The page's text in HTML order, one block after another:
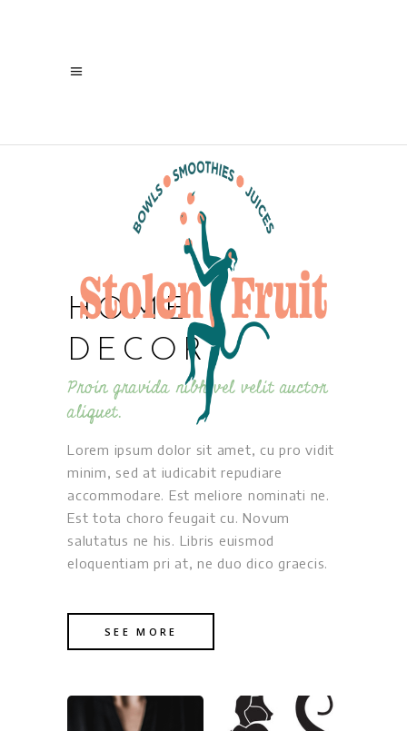
HOME
DECOR
Proin gravida nibh vel velit auctor
aliquet.
Lorem ipsum dolor sit amet, cu pro vidit
minim, sed at iudicabit repudiare
accommodare. Est meliore nominati ne.
Est tota choro feugait cu. Novum
salutatus ne his. Libris euismod
eloquentiam pri at, ne duo dico graecis.
SEE MORE